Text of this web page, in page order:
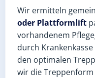
Wir ermitteln
oder Plattformlift
vorhandenem
durch
den optimalen
wir die